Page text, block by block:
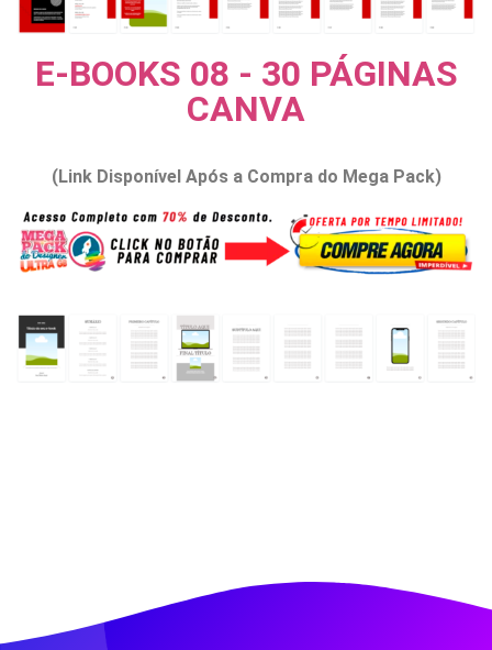
E-BOOKS 08 - 30 PÁGINAS
CANVA
(Link Disponível Após a Compra do Mega Pack)